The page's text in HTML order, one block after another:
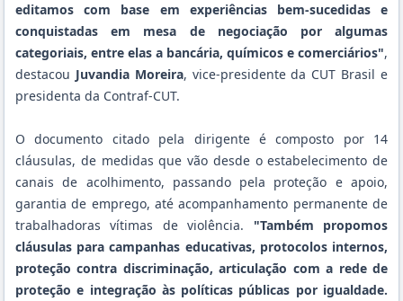
editamos com base em experiências bem-sucedidas e
conquistadas em mesa de negociação por algumas
categoriais, entre elas a bancária, químicos e comerciários",
destacou Juvandia Moreira, vice-presidente da CUT Brasil e
presidenta da Contraf-CUT.
O documento citado pela dirigente é composto por 14
cláusulas, de medidas que vão desde o estabelecimento de
canais de acolhimento, passando pela proteção e apoio,
garantia de emprego, até acompanhamento permanente de
trabalhadoras vítimas de violência. "Também propomos
cláusulas para campanhas educativas, protocolos internos,
proteção contra discriminação, articulação com a rede de
proteção e integração às políticas públicas por igualdade.